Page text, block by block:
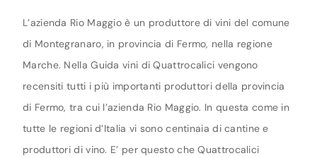
L’azienda Rio Maggio è un produttore di vini del comune
di Montegranaro, in provincia di Fermo, nella regione
Marche. Nella Guida vini di Quattrocalici vengono
recensiti tutti i più importanti produttori della provincia
di Fermo, tra cui l’azienda Rio Maggio. In questa come in
tutte le regioni d’Italia vi sono centinaia di cantine e
produttori di vino. E’ per questo che Quattrocalici